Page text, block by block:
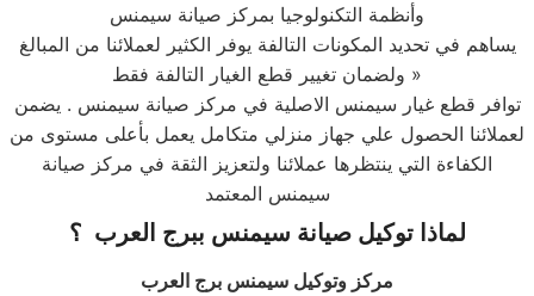
وأنظمة التكنولوجيا بمركز صيانة سيمنس
يساهم في تحديد المكونات التالفة يوفر الكثير لعملائنا من المبالغ
ولضمان تغيير قطع الغيار التالفة فقط »
توافر قطع غيار سيمنس الاصلية في مركز صيانة سيمنس . يضمن
لعملائنا الحصول علي جهاز منزلي متكامل يعمل بأعلى مستوى من
الكفاءة التي ينتظرها عملائنا ولتعزيز الثقة في مركز صيانة
سيمنس المعتمد
لماذا توكيل صيانة سيمنس ببرج العرب ؟
مركز وتوكيل سيمنس برج العرب